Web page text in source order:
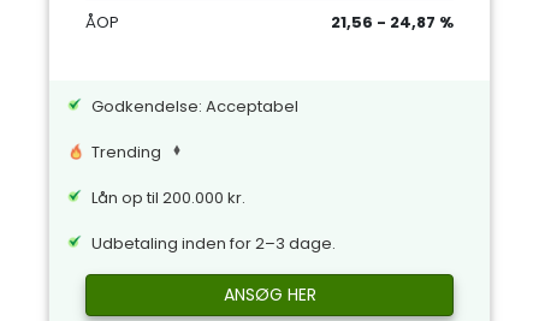
ÅOP
21,56 - 24,87 %
Godkendelse: Acceptabel
Trending
Lån op til 200.000 kr.
Udbetaling inden for 2–3 dage.
ANSØG HER